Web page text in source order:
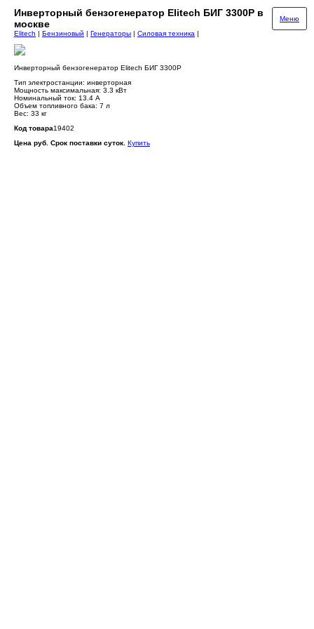
Инверторный бензогенератор Elitech БИГ 3300Р в
москве
Меню
Elitech | Бензиновый | Генераторы | Силовая техника |
Инверторный бензогенератор Elitech БИГ 3300Р
Тип электростанции: инверторная
Мощность максимальная: 3.3 кВт
Номинальный ток: 13.4 А
Объем топливного бака: 7 л
Вес: 33 кг
Код товара19402
Цена руб. Срок поставки суток. Купить